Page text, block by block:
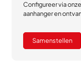
Configureer via
aanhanger en
Samenstellen